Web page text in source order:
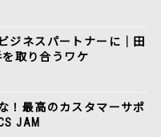
ジネスパートナーに｜田
取り合うワケ
！最高のカスタマーサポ
JAM